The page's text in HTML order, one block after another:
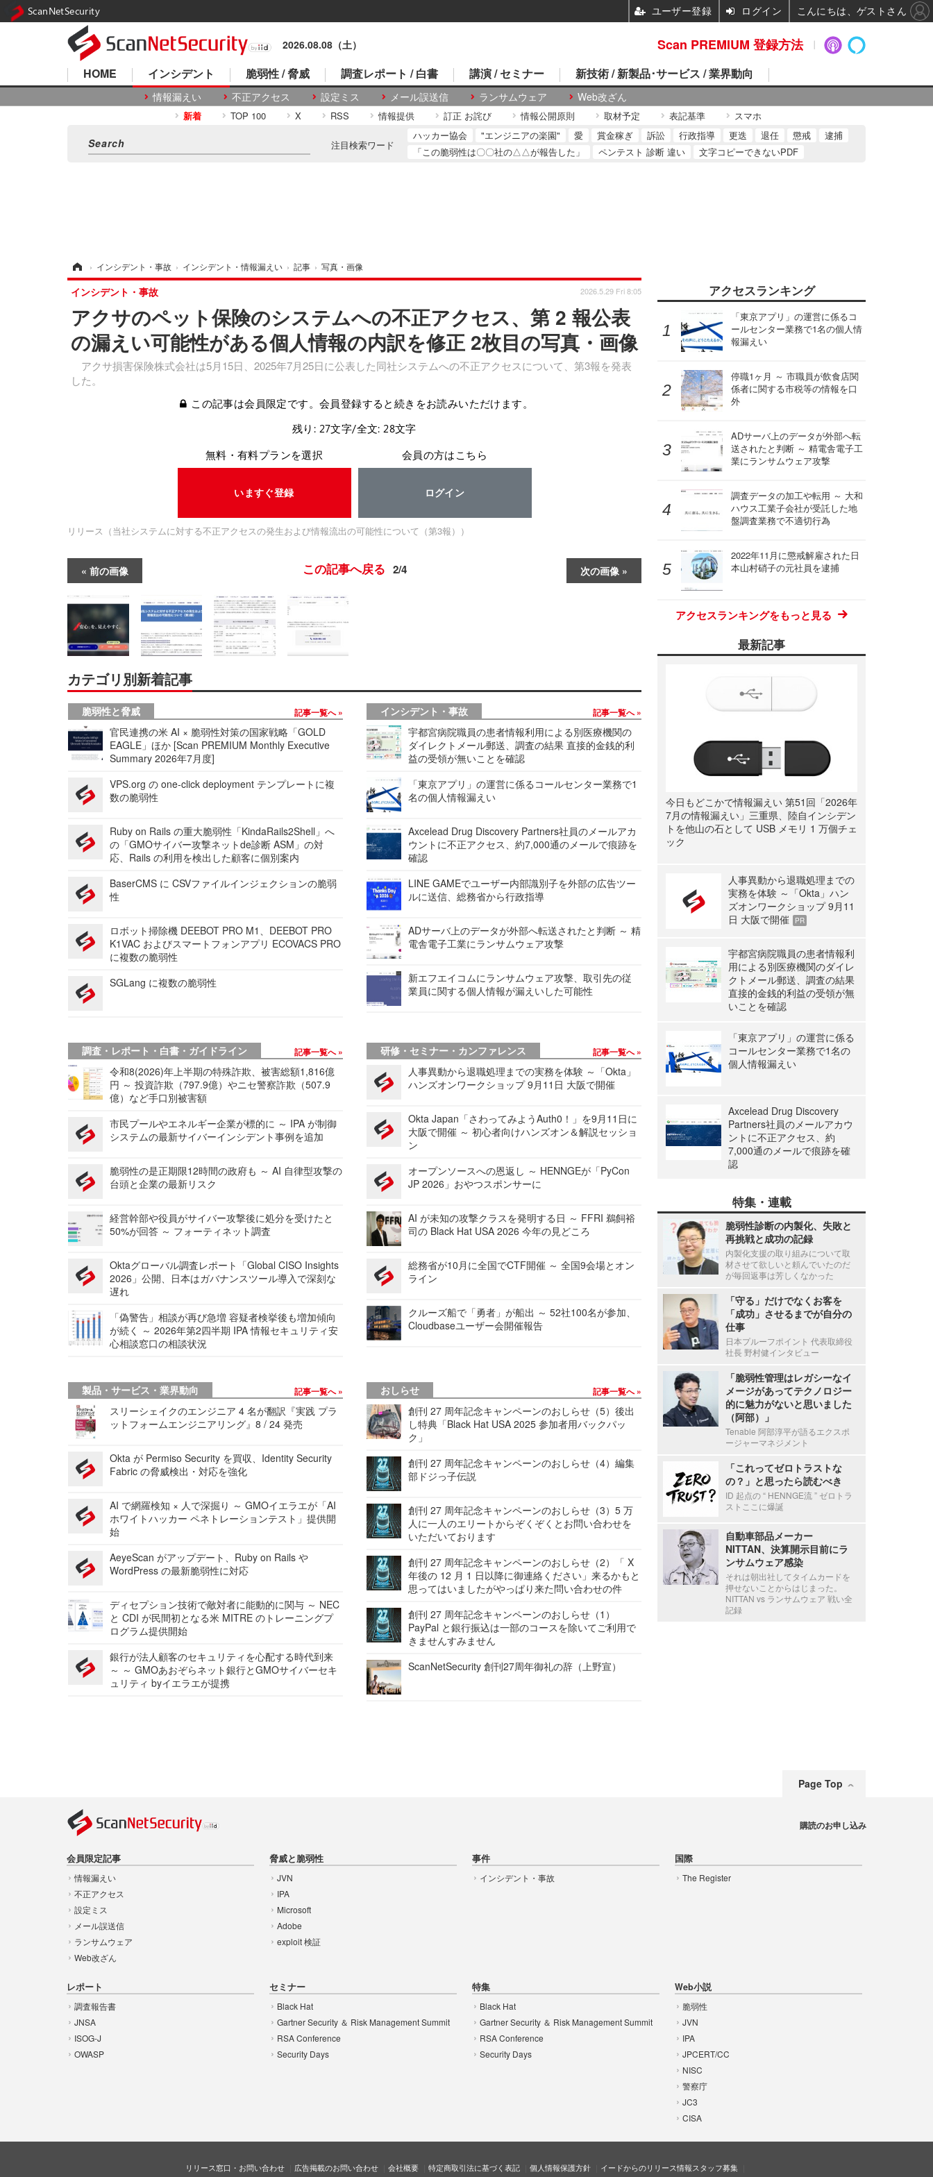
2026.08.08（土）
HOME インシデント
情報漏えい 不正アクセス 設定ミス メール誤送信 ランサムウェア Web改ざん
脆弱性 / 脅威 調査レポート / 白書 講演 / セミナー 新技術 / 新製品･サービス / 業界動向
新着 TOP 100 X RSS 情報提供 訂正 お詫び 情報公開原則 取材予定 表記基準 スマホ
注目検索ワード
ハッカー協会 "エンジニアの楽園" 愛 賞金稼ぎ 訴訟 行政指導 更迭 退任 懲戒
逮捕
「この脆弱性は〇〇社の△△が報告した」
ペンテスト 診断 違い 文字コピーできないPDF
› インシデント・事故 › インシデント・情報漏えい › 記事 › 写真・画像
アクサのペット保険のシステムへの不正アクセス、第 2 報公表
の漏えい可能性がある個人情報の内訳を修正 2枚目の写真・画像
アクサ損害保険株式会社は5月15日、2025年7月25日に公表した同社システムへの不正アクセスについて、第3報を発表
した。
インシデント・事故 2026.5.29 Fri 8:05
この記事は会員限定です。会員登録すると続きをお読みいただけます。
残り: 27文字/全文: 28文字
無料・有料プランを選択
いますぐ登録
会員の方はこちら
ログイン
リリース（当社システムに対する不正アクセスの発生および情報流出の可能性について（第3報））
前の画像 次の画像
この記事へ戻る 2/4
カテゴリ別新着記事
脆弱性と脅威 記事一覧へ
官民連携の米 AI × 脆弱性対策の国家戦略「GOLD
EAGLE」ほか [Scan PREMIUM Monthly Executive
Summary 2026年7月度]
VPS.org の one-click deployment テンプレートに複
数の脆弱性
Ruby on Rails の重大脆弱性「KindaRails2Shell」へ
の「GMOサイバー攻撃ネットde診断 ASM」の対
応、Rails の利用を検出した顧客に個別案内
BaserCMS に CSVファイルインジェクションの脆弱
性
ロボット掃除機 DEEBOT PRO M1、DEEBOT PRO
K1VAC およびスマートフォンアプリ ECOVACS PRO
に複数の脆弱性
SGLang に複数の脆弱性
インシデント・事故 記事一覧へ
宇都宮病院職員の患者情報利用による別医療機関の
ダイレクトメール郵送、調査の結果 直接的金銭的利
益の受領が無いことを確認
「東京アプリ」の運営に係るコールセンター業務で1
名の個人情報漏えい
Axcelead Drug Discovery Partners社員のメールアカ
ウントに不正アクセス、約7,000通のメールで痕跡を
確認
LINE GAMEでユーザー内部識別子を外部の広告ツー
ルに送信、総務省から行政指導
ADサーバ上のデータが外部へ転送されたと判断 ～ 精
電舎電子工業にランサムウェア攻撃
新エフエイコムにランサムウェア攻撃、取引先の従
業員に関する個人情報が漏えいした可能性
調査・レポート・白書・ガイドライン 記事一覧へ
令和8(2026)年上半期の特殊詐欺、被害総額1,816億
円 ～ 投資詐欺（797.9億）やニセ警察詐欺（507.9
億）など手口別被害額
市民プールやエネルギー企業が標的に ～ IPA が制御
システムの最新サイバーインシデント事例を追加
脆弱性の是正期限12時間の政府も ～ AI 自律型攻撃の
台頭と企業の最新リスク
経営幹部や役員がサイバー攻撃後に処分を受けたと
50%が回答 ～ フォーティネット調査
Oktaグローバル調査レポート「Global CISO Insights
2026」公開、日本はガバナンスツール導入で深刻な
遅れ
「偽警告」相談が再び急増 容疑者検挙後も増加傾向
が続く ～ 2026年第2四半期 IPA 情報セキュリティ安
心相談窓口の相談状況
研修・セミナー・カンファレンス 記事一覧へ
人事異動から退職処理までの実務を体験 ～「Okta」
ハンズオンワークショップ 9月11日 大阪で開催
Okta Japan「さわってみようAuth0！」を9月11日に
大阪で開催 ～ 初心者向けハンズオン＆解説セッショ
ン
オープンソースへの恩返し ～ HENNGEが「PyCon
JP 2026」おやつスポンサーに
AI が未知の攻撃クラスを発明する日 ～ FFRI 鵜飼裕
司の Black Hat USA 2026 今年の見どころ
総務省が10月に全国でCTF開催 ～ 全国9会場とオン
ライン
クルーズ船で「勇者」が船出 ～ 52社100名が参加、
Cloudbaseユーザー会開催報告
製品・サービス・業界動向 記事一覧へ
スリーシェイクのエンジニア 4 名が翻訳『実践 プラ
ットフォームエンジニアリング』8 / 24 発売
Okta が Permiso Security を買収、Identity Security
Fabric の脅威検出・対応を強化
AI で網羅検知 × 人で深掘り ～ GMOイエラエが「AI
ホワイトハッカー ペネトレーションテスト」提供開
始
AeyeScan がアップデート、Ruby on Rails や
WordPress の最新脆弱性に対応
ディセプション技術で敵対者に能動的に関与 ～ NEC
と CDI が民間初となる米 MITRE のトレーニングプ
ログラム提供開始
銀行が法人顧客のセキュリティを心配する時代到来
～ ～ GMOあおぞらネット銀行とGMOサイバーセキ
ュリティ byイエラエが提携
おしらせ 記事一覧へ
創刊 27 周年記念キャンペーンのおしらせ（5）後出
し特典「Black Hat USA 2025 参加者用バックパッ
ク」
創刊 27 周年記念キャンペーンのおしらせ（4）編集
部ドジっ子伝説
創刊 27 周年記念キャンペーンのおしらせ（3）5 万
人に一人のエリートからぞくぞくとお問い合わせを
いただいております
創刊 27 周年記念キャンペーンのおしらせ（2）「 X
年後の 12 月 1 日以降に御連絡ください」来るかもと
思ってはいましたがやっぱり来た問い合わせの件
創刊 27 周年記念キャンペーンのおしらせ（1）
PayPal と銀行振込は一部のコースを除いてご利用で
きませんすみません
ScanNetSecurity 創刊27周年御礼の辞（上野宣）
アクセスランキング
「東京アプリ」の運営に係るコ
ールセンター業務で1名の個人情
報漏えい
停職1ヶ月 ～ 市職員が飲食店関
係者に関する市税等の情報を口
外
ADサーバ上のデータが外部へ転
送されたと判断 ～ 精電舎電子工
業にランサムウェア攻撃
調査データの加工や転用 ～ 大和
ハウス工業子会社が受託した地
盤調査業務で不適切行為
2022年11月に懲戒解雇された日
本山村硝子の元社員を逮捕
アクセスランキングをもっと見る
最新記事
今日もどこかで情報漏えい 第51回「2026年
7月の情報漏えい」三重県、陸自インシデン
トを他山の石として USB メモリ 1 万個チェ
ック
人事異動から退職処理までの
実務を体験 ～「Okta」ハン
ズオンワークショップ 9月11
日 大阪で開催
PR
宇都宮病院職員の患者情報利
用による別医療機関のダイレ
クトメール郵送、調査の結果
直接的金銭的利益の受領が無
いことを確認
「東京アプリ」の運営に係る
コールセンター業務で1名の
個人情報漏えい
Axcelead Drug Discovery
Partners社員のメールアカウ
ントに不正アクセス、約
7,000通のメールで痕跡を確
認
特集・連載
脆弱性診断の内製化、失敗と
再挑戦と成功の記録
内製化支援の取り組みについて取
材させて欲しいと頼んでいたのだ
が毎回返事は芳しくなかった
「守る」だけでなくお客を
「成功」させるまでが自分の
仕事
日本プルーフポイント 代表取締役
社長 野村健インタビュー
「脆弱性管理はレガシーなイ
メージがあってテクノロジー
的に魅力がないと思いました
（阿部）」
Tenable 阿部淳平が語るエクスポ
ージャーマネジメント
「これってゼロトラストな
の？」と思ったら読むべき
ID 起点の “ HENNGE流 ” ゼロトラ
ストここに爆誕
自動車部品メーカー
NITTAN、決算開示目前にラ
ンサムウェア感染
それは朝出社してタイムカードを
押せないことからはじまった。
NITTAN vs ランサムウェア 戦い全
記録
Page Top
会員限定記事
情報漏えい
不正アクセス
設定ミス
メール誤送信
ランサムウェア
Web改ざん
脅威と脆弱性
JVN
IPA
Microsoft
Adobe
exploit 検証
事件
インシデント・事故
国際
The Register
レポート
調査報告書
JNSA
ISOG-J
OWASP
セミナー
Black Hat
Gartner Security ＆ Risk Management Summit
RSA Conference
Security Days
特集
Black Hat
Gartner Security ＆ Risk Management Summit
RSA Conference
Security Days
Web小説
脆弱性
JVN
IPA
JPCERT/CC
NISC
警察庁
JC3
CISA
購読のお申し込み
リリース窓口・お問い合わせ 広告掲載のお問い合わせ 会社概要 特定商取引法に基づく表記 個人情報保護方針 イードからのリリース情報スタッフ募集
Scan PREMIUM 登録方法
ScanNetSecurity ユーザー登録 ログイン こんにちは、ゲストさん